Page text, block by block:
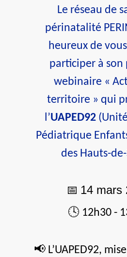
Le réseau de
périnatalité
heureux de
participer à son
webinaire «
territoire » qui
l’UAPED92
Pédiatrique
des Hauts-
📅 14 mars
🕓 12h30 -
📢 L’UAPED92,